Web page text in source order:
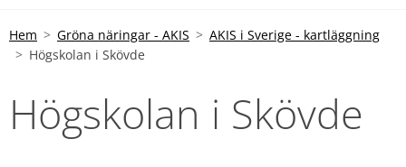
Hem Gröna näringar - AKIS
AKIS i Sverige - kartläggning
Högskolan i Skövde
Högskolan i Skövde